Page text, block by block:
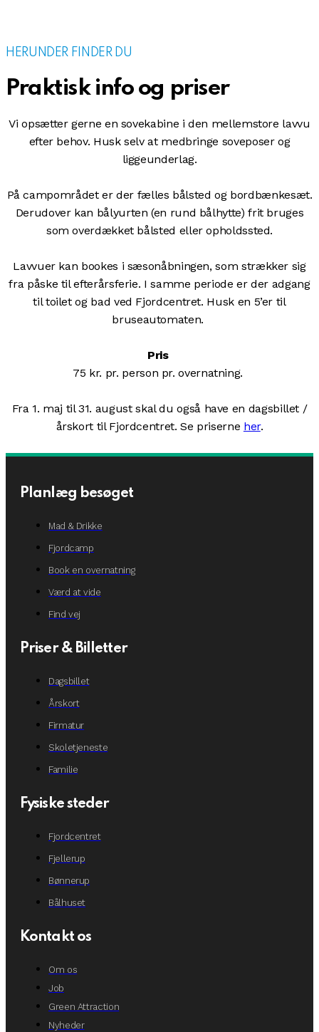
HERUNDER FINDER DU
Praktisk info og priser
Vi opsætter gerne en sovekabine i den mellemstore lavvu
efter behov. Husk selv at medbringe soveposer og
liggeunderlag.
På campområdet er der fælles bålsted og bordbænkesæt.
Derudover kan bålyurten (en rund bålhytte) frit bruges
som overdækket bålsted eller opholdssted.
Lavvuer kan bookes i sæsonåbningen, som strækker sig
fra påske til efterårsferie. I samme periode er der adgang
til toilet og bad ved Fjordcentret. Husk en 5’er til
bruseautomaten.
Pris
75 kr. pr. person pr. overnatning.
Fra 1. maj til 31. august skal du også have en dagsbillet /
årskort til Fjordcentret. Se priserne her.
Planlæg besøget
Mad & Drikke
Fjordcamp
Book en overnatning
Værd at vide
Find vej
Priser & Billetter
Dagsbillet
Årskort
Firmatur
Skoletjeneste
Familie
Fysiske steder
Fjordcentret
Fjellerup
Bønnerup
Bålhuset
Kontakt os
Om os
Job
Green Attraction
Nyheder